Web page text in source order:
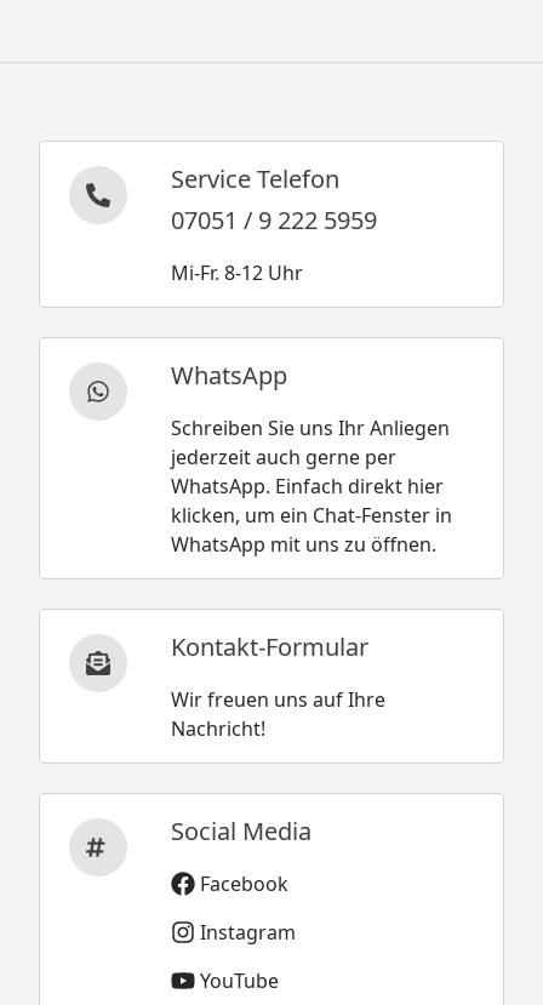
Service Telefon
07051 / 9 222 5959
Mi-Fr. 8-12 Uhr
WhatsApp
Schreiben Sie uns Ihr Anliegen
jederzeit auch gerne per
WhatsApp. Einfach direkt hier
klicken, um ein Chat-Fenster in
WhatsApp mit uns zu öffnen.
Kontakt-Formular
Wir freuen uns auf Ihre
Nachricht!
Social Media
Facebook
Instagram
YouTube